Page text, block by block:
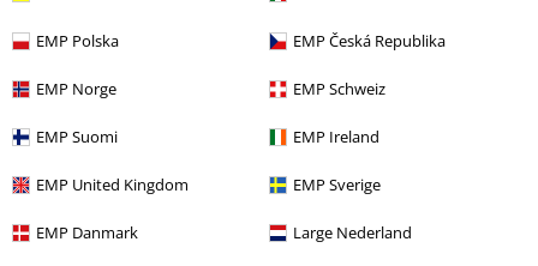
EMP Polska EMP Česká Republika
EMP Norge EMP Schweiz
EMP Suomi EMP Ireland
EMP United Kingdom EMP Sverige
EMP Danmark Large Nederland
16,99 €
Bandiera
16,99 €
Twisted Sister